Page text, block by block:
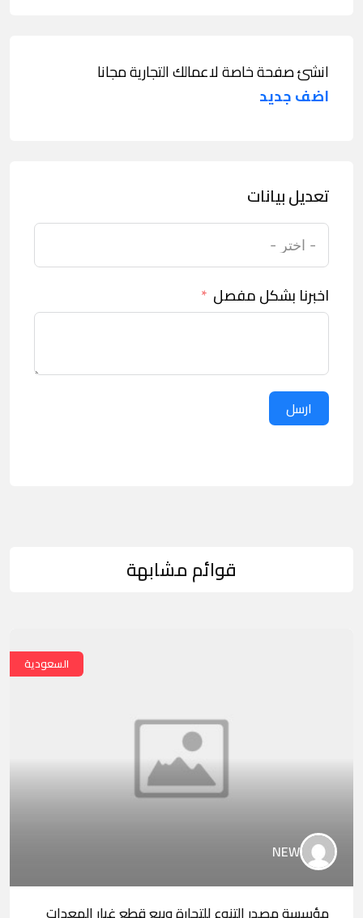
انشئ صفحة خاصة لاعمالك التجارية مجانا
اضف جديد
تعديل بيانات
اخبرنا بشكل مفصل
ارسل
قوائم مشابهة
السعودية
NEW